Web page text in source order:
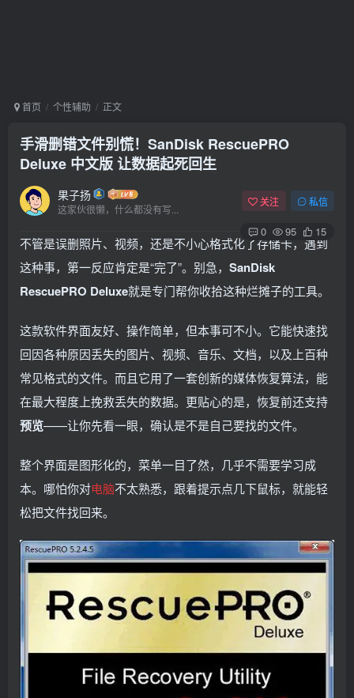
首页 个性辅助 正文
手滑删错文件别慌！SanDisk RescuePRO
Deluxe 中文版 让数据起死回生
果子扬
这家伙很懒，什么都没有写...
关注 私信
0 95 15
不管是误删照片、视频，还是不小心格式化了存储卡，遇到
这种事，第一反应肯定是“完了”。别急， SanDisk
RescuePRO Deluxe就是专门帮你收拾这种烂摊子的工具。
这款软件界面友好、操作简单，但本事可不小。它能快速找
回因各种原因丢失的图片、视频、音乐、文档，以及上百种
常见格式的文件。而且它用了一套创新的媒体恢复算法，能
在最大程度上挽救丢失的数据。更贴心的是，恢复前还支持
预览——让你先看一眼，确认是不是自己要找的文件。
整个界面是图形化的，菜单一目了然，几乎不需要学习成
本。哪怕你对电脑不太熟悉，跟着提示点几下鼠标，就能轻
松把文件找回来。